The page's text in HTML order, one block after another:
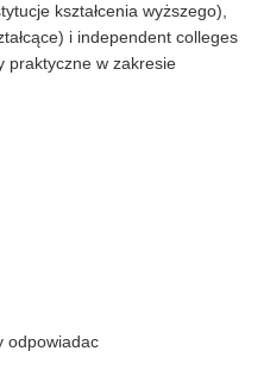
kształcenia wyższego),
i independent colleges
praktyczne w zakresie
odpowiadac